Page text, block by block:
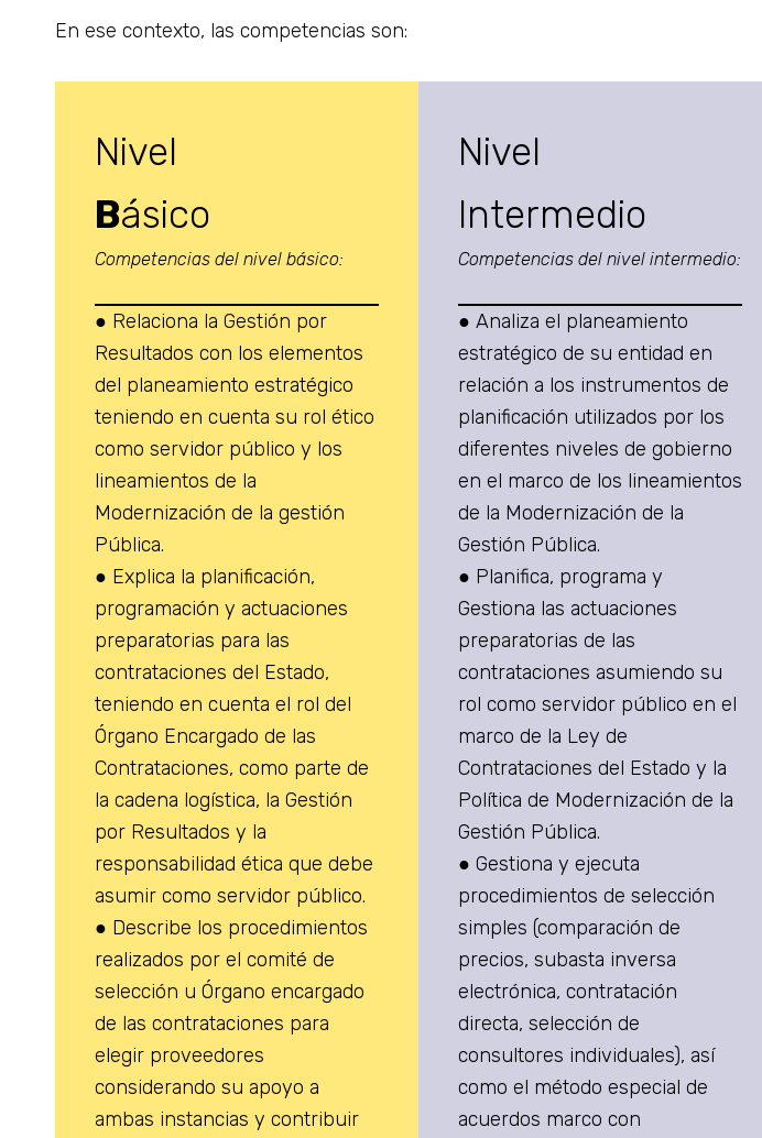
En ese contexto, las competencias son:
Nivel
Básico
Competencias del nivel básico:
● Relaciona la Gestión por
Resultados con los elementos
del planeamiento estratégico
teniendo en cuenta su rol ético
como servidor público y los
lineamientos de la
Modernización de la gestión
Pública.
● Explica la planificación,
programación y actuaciones
preparatorias para las
contrataciones del Estado,
teniendo en cuenta el rol del
Órgano Encargado de las
Contrataciones, como parte de
la cadena logística, la Gestión
por Resultados y la
responsabilidad ética que debe
asumir como servidor público.
● Describe los procedimientos
realizados por el comité de
selección u Órgano encargado
de las contrataciones para
elegir proveedores
considerando su apoyo a
ambas instancias y contribuir
Nivel
Intermedio
Competencias del nivel intermedio:
● Analiza el planeamiento
estratégico de su entidad en
relación a los instrumentos de
planificación utilizados por los
diferentes niveles de gobierno
en el marco de los lineamientos
de la Modernización de la
Gestión Pública.
● Planifica, programa y
Gestiona las actuaciones
preparatorias de las
contrataciones asumiendo su
rol como servidor público en el
marco de la Ley de
Contrataciones del Estado y la
Política de Modernización de la
Gestión Pública.
● Gestiona y ejecuta
procedimientos de selección
simples (comparación de
precios, subasta inversa
electrónica, contratación
directa, selección de
consultores individuales), así
como el método especial de
acuerdos marco con